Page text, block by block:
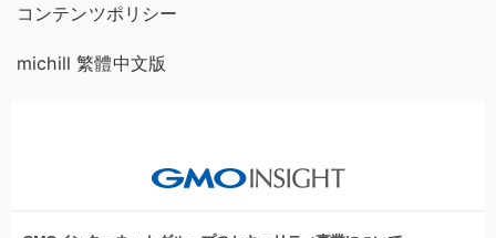
コンテンツポリシー
michill 繁體中文版